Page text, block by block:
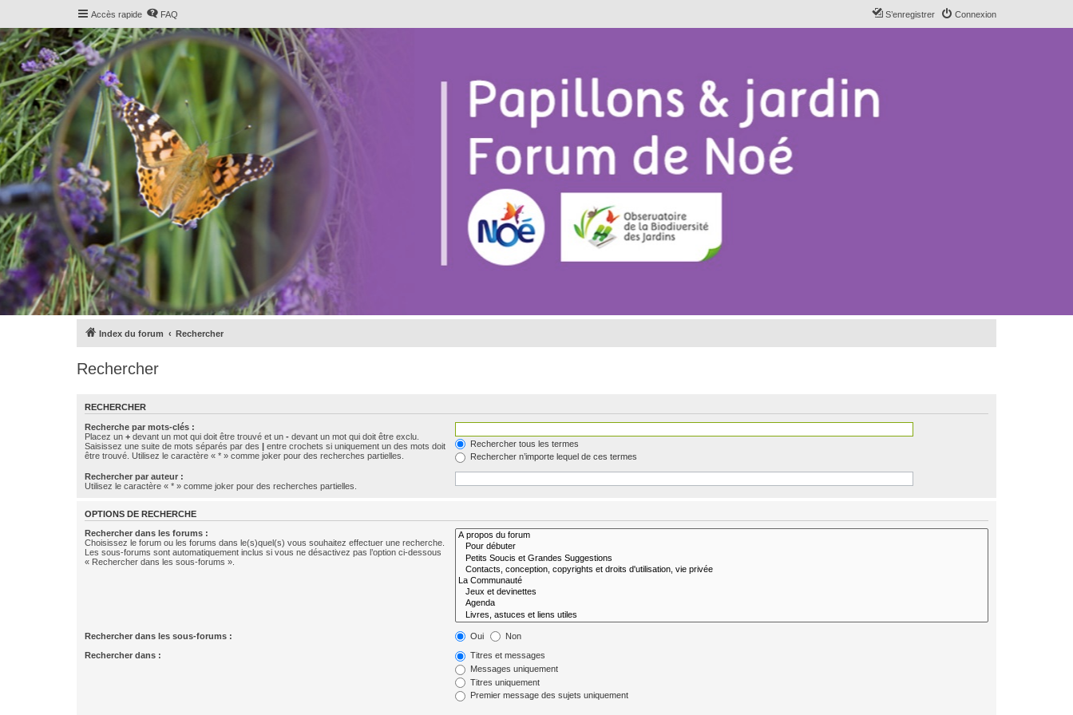
Accès rapide FAQ Connexion
S’enregistrer
Index du forum Rechercher
Rechercher
RECHERCHER
Recherche par mots-clés :
Placez un + devant un mot qui doit être trouvé et un - devant un mot qui doit être exclu.
Saisissez une suite de mots séparés par des | entre crochets si uniquement un des mots doit
être trouvé. Utilisez le caractère « * » comme joker pour des recherches partielles.
Rechercher tous les termes
Rechercher n’importe lequel de ces termes
Rechercher par auteur :
Utilisez le caractère « * » comme joker pour des recherches partielles.
OPTIONS DE RECHERCHE
Rechercher dans les forums :
Choisissez le forum ou les forums dans le(s)quel(s) vous souhaitez effectuer une recherche.
Les sous-forums sont automatiquement inclus si vous ne désactivez pas l’option ci-dessous
« Rechercher dans les sous-forums ».
Rechercher dans les sous-forums : Oui Non
Rechercher dans :
Titres et messages
Messages uniquement
Titres uniquement
Premier message des sujets uniquement